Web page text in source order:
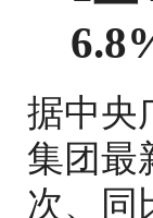
据中央
集团最
次、同